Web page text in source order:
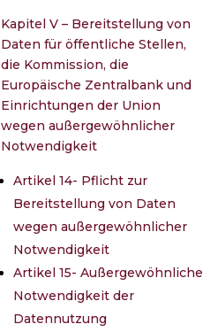
Kapitel V – Bereitstellung von
Daten für öffentliche Stellen,
die Kommission, die
Europäische Zentralbank und
Einrichtungen der Union
wegen außergewöhnlicher
Notwendigkeit
Artikel 14- Pflicht zur
Bereitstellung von Daten
wegen außergewöhnlicher
Notwendigkeit
Artikel 15- Außergewöhnliche
Notwendigkeit der
Datennutzung